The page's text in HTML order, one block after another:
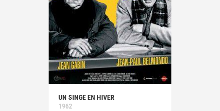
UN SINGE EN HIVER
1962